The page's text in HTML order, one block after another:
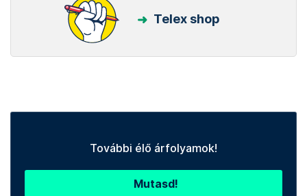
Telex shop
További élő árfolyamok!
Mutasd!